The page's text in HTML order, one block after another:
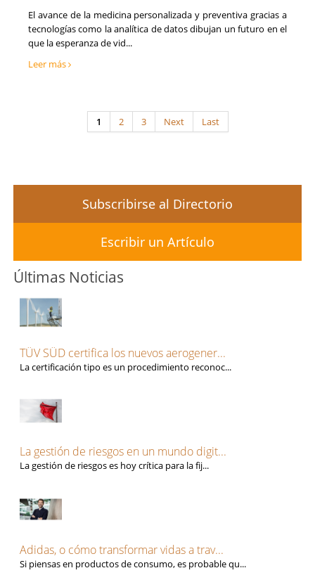
El avance de la medicina personalizada y preventiva gracias a
tecnologías como la analítica de datos dibujan un futuro en el
que la esperanza de vid...
Leer más
1 2 3 Next Last
Subscribirse al Directorio
Escribir un Artículo
Últimas Noticias
TÜV SÜD certifica los nuevos aerogener...
La certificación tipo es un procedimiento reconoc...
La gestión de riesgos en un mundo digit...
La gestión de riesgos es hoy crítica para la fij...
Adidas, o cómo transformar vidas a trav...
Si piensas en productos de consumo, es probable qu...